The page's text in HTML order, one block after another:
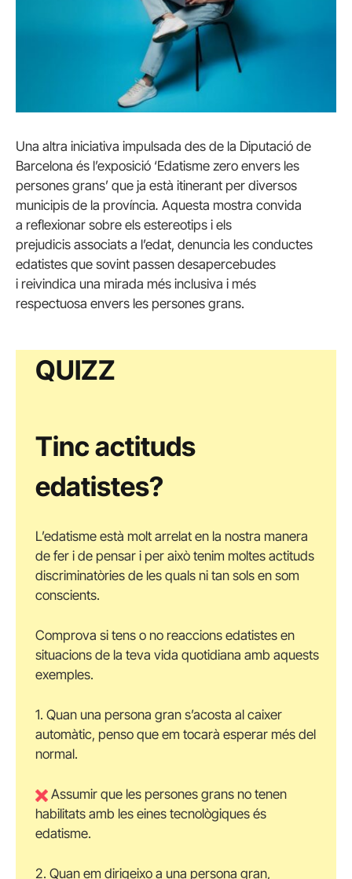
Una altra iniciativa impulsada des de la Diputació de
Barcelona és l’exposició ‘Edatisme zero envers les
persones grans’ que ja està itinerant per diversos
municipis de la província. Aquesta mostra convida
a reflexionar sobre els estereotips i els
prejudicis associats a l’edat, denuncia les conductes
edatistes que sovint passen desapercebudes
i reivindica una mirada més inclusiva i més
respectuosa envers les persones grans.
QUIZZ
Tinc actituds
edatistes?
L’edatisme està molt arrelat en la nostra manera
de fer i de pensar i per això tenim moltes actituds
discriminatòries de les quals ni tan sols en som
conscients.
Comprova si tens o no reaccions edatistes en
situacions de la teva vida quotidiana amb aquests
exemples.
1. Quan una persona gran s’acosta al caixer
automàtic, penso que em tocarà esperar més del
normal.
Assumir que les persones grans no tenen
habilitats amb les eines tecnològiques és
edatisme.
2. Quan em dirigeixo a una persona gran,